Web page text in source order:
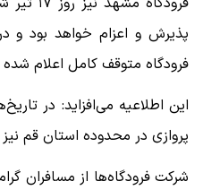
فرودگاه متوقف کامل اعلام
پروازی در محدوده استان قم نیز
شرکت فرودگاه‌ها از مسافران